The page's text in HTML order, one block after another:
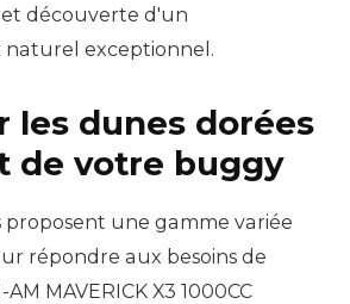
découverte d'un
exceptionnel.
les dunes dorées
de votre buggy
proposent une gamme variée
répondre aux besoins de
MAVERICK X3 1000CC